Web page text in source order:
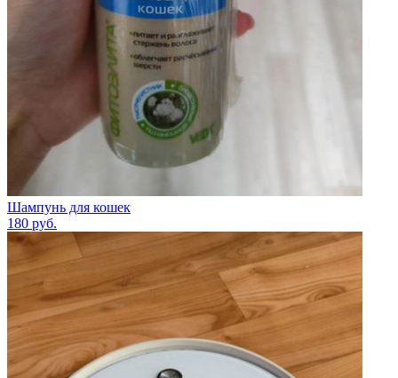
Шампунь для кошек
180 руб.